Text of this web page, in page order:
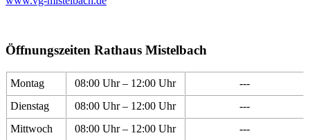
Öffnungszeiten Rathaus Mistelbach
Montag 08:00 Uhr – 12:00 Uhr
---
Dienstag
08:00 Uhr – 12:00 Uhr
---
Mittwoch
08:00 Uhr – 12:00 Uhr
---